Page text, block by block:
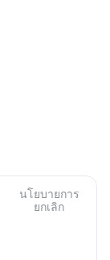
นโยบายการ
ยกเลิก